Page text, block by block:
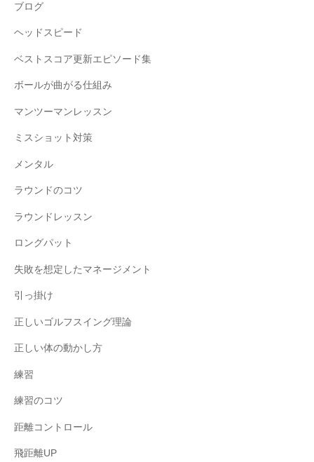
ブログ
ヘッドスピード
ベストスコア更新エピソード集
ボールが曲がる仕組み
マンツーマンレッスン
ミスショット対策
メンタル
ラウンドのコツ
ラウンドレッスン
ロングパット
失敗を想定したマネージメント
引っ掛け
正しいゴルフスイング理論
正しい体の動かし方
練習
練習のコツ
距離コントロール
飛距離UP